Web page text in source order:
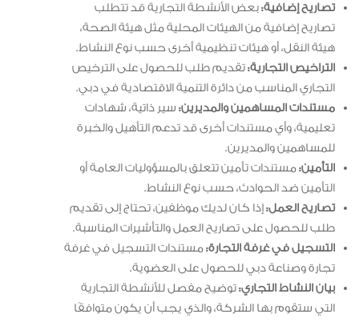
تصاريح إضافية:بعض الأنشطة التجارية قد تتطلب
تصاريح إضافية من الهيئات المحلية مثل هيئة الصحة،
هيئة النقل، أو هيئات تنظيمية أخرى حسب نوع النشاط.
التراخيص التجارية:تقديم طلب للحصول على الترخيص
التجاري المناسب من دائرة التنمية الاقتصادية في دبي.
مستندات المساهمين والمديرين: سير ذاتية، شهادات
تعليمية، وأي مستندات أخرى قد تدعم التأهيل والخبرة
للمساهمين والمديرين.
التأمين:مستندات تأمين تتعلق بالمسؤوليات العامة أو
التأمين ضد الحوادث، حسب نوع النشاط.
تصاريح العمل:إذا كان لديك موظفين، تحتاج إلى تقديم
طلب للحصول على تصاريح العمل والتأشيرات المناسبة.
التسجيل في غرفة التجارة:مستندات التسجيل في غرفة
تجارة وصناعة دبي للحصول على العضوية.
بيان النشاط التجاري:توضيح مفصل للأنشطة التجارية
التي ستقوم بها الشركة، والذي يجب أن يكون متوافقًا